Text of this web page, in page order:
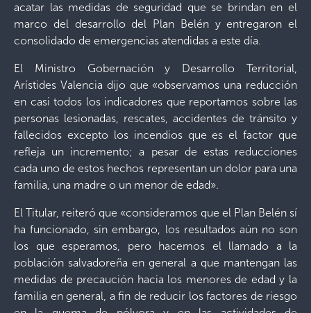
acatar las medidas de seguridad que se brindan en el
marco del desarrollo del Plan Belén y entregaron el
consolidado de emergencias atendidas a este día.
El Ministro Gobernación y Desarrollo Territorial,
Arístides Valencia dijo que «observamos una reducción
en casi todos los indicadores que reportamos sobre las
personas lesionadas, rescates, accidentes de tránsito y
fallecidos excepto los incendios que es el factor que
refleja un incremento; a pesar de estas reducciones
cada uno de estos hechos representan un dolor para una
familia, una madre o un menor de edad».
El Titular, reiteró que «consideramos que el Plan Belén sí
ha funcionado, sin embargo, los resultados aún no son
los que esperamos, pero hacemos el llamado a la
población salvadoreña en general a que mantengan las
medidas de precaución hacia los menores de edad y la
familia en general, a fin de reducir los factores de riesgo